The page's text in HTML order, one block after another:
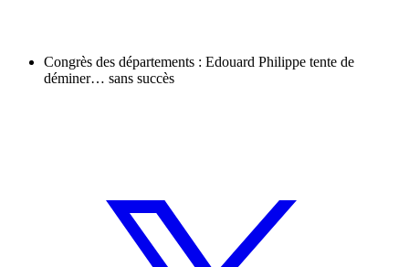
Congrès des départements : Edouard Philippe tente de
déminer… sans succès